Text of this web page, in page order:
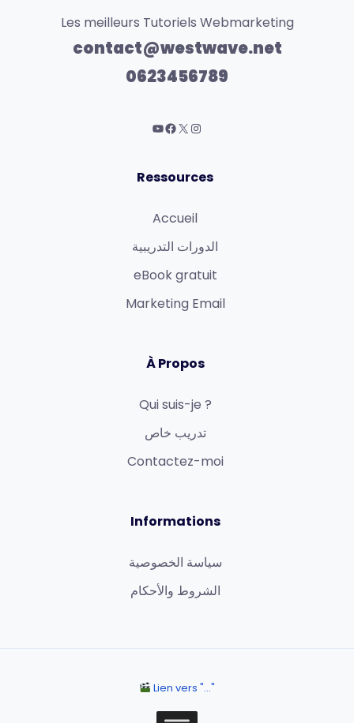
Les meilleurs Tutoriels Webmarketing
contact@westwave.net
0623456789
Ressources
Accueil
الدورات التدريبية
eBook gratuit
Marketing Email
À Propos
Qui suis-je ?
تدريب خاص
Contactez-moi
Informations
سياسة الخصوصية
الشروط والأحكام
Lien vers "..."